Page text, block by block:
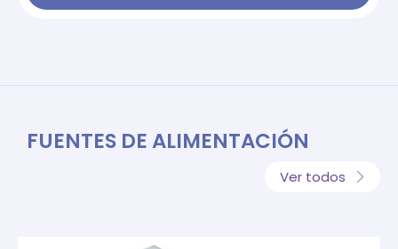
FUENTES DE ALIMENTACIÓN
Ver todos